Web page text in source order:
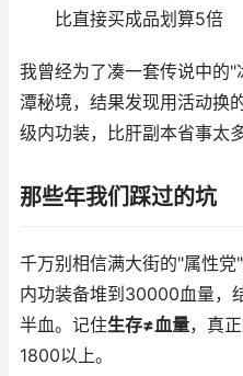
比直接买成品划算5倍
我曾经为了凑一套传说中的
潭秘境，结果发现用活动换
级内功装，比肝副本省事太多
那些年我们踩过的坑
千万别相信满大街的"属性
内功装备堆到30000血量，
半血。记住生存≠血量，真
1800以上。